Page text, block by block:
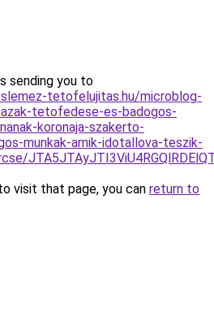
sending you to
tetofelujitas.hu/microblog-
tetofedese-es-badogos-
koronaja-szakerto-
munkak-amik-idotallova-teszik-
visit that page, you can return to